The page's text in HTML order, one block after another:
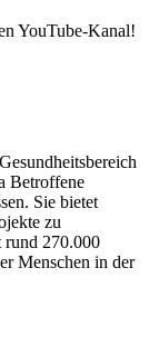
YouTube-Kanal!
Betroffene
Sie bietet
zu
rund 270.000
Menschen in der